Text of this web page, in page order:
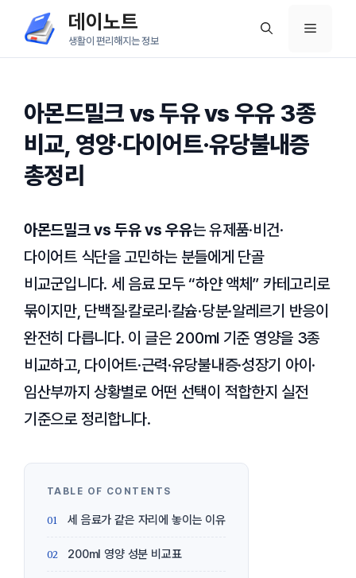
츠
데이노트
생활이 편리해지는 정보
메
아몬드밀크 vs 두유 vs 우유 3종
비교, 영양·다이어트·유당불내증
총정리
아몬드밀크 vs 두유 vs 우유는 유제품·비건·
다이어트 식단을 고민하는 분들에게 단골
비교군입니다. 세 음료 모두 “하얀 액체” 카테고리로
묶이지만, 단백질·칼로리·칼슘·당분·알레르기 반응이
완전히 다릅니다. 이 글은 200ml 기준 영양을 3종
비교하고, 다이어트·근력·유당불내증·성장기 아이·
임산부까지 상황별로 어떤 선택이 적합한지 실전
기준으로 정리합니다.
세 음료가 같은 자리에 놓이는 이유
200ml 영양 성분 비교표